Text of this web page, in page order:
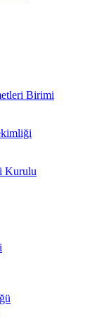
Birimi
Kurulu